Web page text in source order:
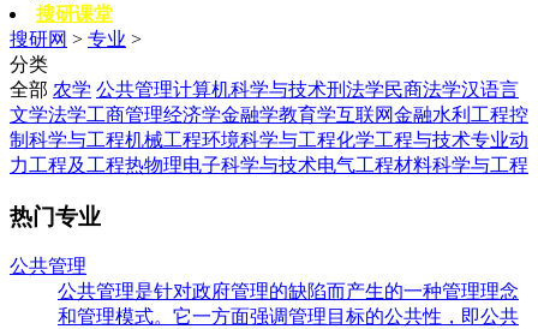
搜研课堂
搜研网 > 专业 >
分类
全部 农学 公共管理计算机科学与技术刑法学民商法学汉语言
文学法学工商管理经济学金融学教育学互联网金融水利工程控
制科学与工程机械工程环境科学与工程化学工程与技术专业动
力工程及工程热物理电子科学与技术电气工程材料科学与工程
热门专业
公共管理
公共管理是针对政府管理的缺陷而产生的一种管理理念
和管理模式。它一方面强调管理目标的公共性，即公共